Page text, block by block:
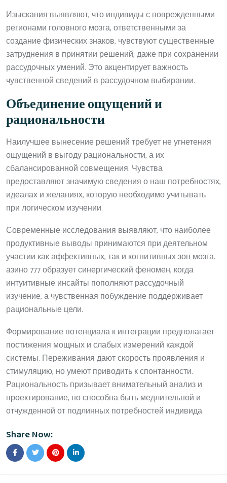
Изыскания выявляют, что индивиды с поврежденными
регионами головного мозга, ответственными за
создание физических знаков, чувствуют существенные
затруднения в принятии решений, даже при сохранении
рассудочных умений. Это акцентирует важность
чувственной сведений в рассудочном выбирании.
Объединение ощущений и
рациональности
Наилучшее вынесение решений требует не угнетения
ощущений в выгоду рациональности, а их
сбалансированной совмещения. Чувства
предоставляют значимую сведения о наш потребностях,
идеалах и желаниях, которую необходимо учитывать
при логическом изучении.
Современные исследования выявляют, что наиболее
продуктивные выводы принимаются при деятельном
участии как аффективных, так и когнитивных зон мозга.
азино 777 образует синергический феномен, когда
интуитивные инсайты пополняют рассудочный
изучение, а чувственная побуждение поддерживает
рациональные цели.
Формирование потенциала к интеграции предполагает
постижения мощных и слабых измерений каждой
системы. Переживания дают скорость проявления и
стимуляцию, но умеют приводить к спонтанности.
Рациональность призывает внимательный анализ и
проектирование, но способна быть медлительной и
отчужденной от подлинных потребностей индивида.
Share Now: